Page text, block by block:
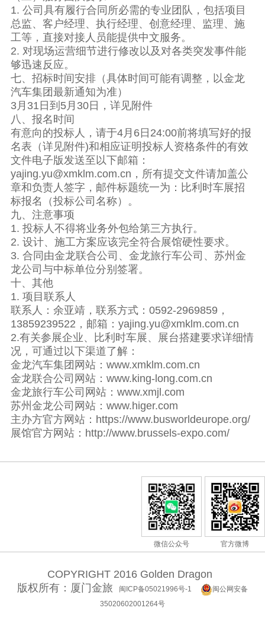
1. 公司具有履行合同所必需的专业团队，包括项目
总监、客户经理、执行经理、创意经理、监理、施
工等，直接对接人员能提供中文服务。
2. 对现场运营细节进行修改以及对各类突发事件能
够迅速反应。
七、招标时间安排（具体时间可能有调整，以金龙
汽车集团最新通知为准）
3月31日到5月30日，详见附件
八、报名时间
有意向的投标人，请于4月6日24:00前将填写好的报
名表（详见附件)和相应证明投标人资格条件的有效
文件电子版发送至以下邮箱：
yajing.yu@xmklm.com.cn，所有提交文件请加盖公
章和负责人签字，邮件标题统一为：比利时车展招
标报名（投标公司名称）。
九、注意事项
1. 投标人不得将业务外包给第三方执行。
2. 设计、施工方案应该完全符合展馆硬性要求。
3. 合同由金龙联合公司、金龙旅行车公司、苏州金
龙公司与中标单位分别签署。
十、其他
1. 项目联系人
联系人：余亚靖，联系方式：0592-2969859，
13859239522，邮箱：yajing.yu@xmklm.com.cn
2.有关参展企业、比利时车展、展台搭建要求详细情
况，可通过以下渠道了解：
金龙汽车集团网站：www.xmklm.com.cn
金龙联合公司网站：www.king-long.com.cn
金龙旅行车公司网站：www.xmjl.com
苏州金龙公司网站：www.higer.com
主办方官方网站：https://www.busworldeurope.org/
展馆官方网站：http://www.brussels-expo.com/
微信公众号 官方微博
COPYRIGHT 2016 Golden Dragon
版权所有：厦门金旅
闽ICP备05021996号-1
闽公网安备
35020602001264号